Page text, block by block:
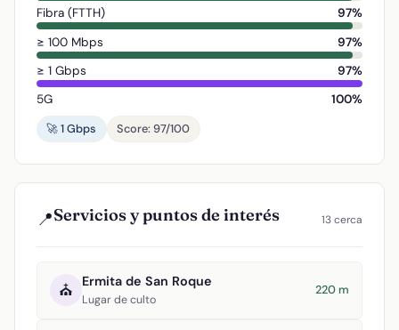
Fibra (FTTH)
97%
≥ 100 Mbps
97%
≥ 1 Gbps
97%
5G
100%
🚀 1 Gbps
Score: 97/100
📍Servicios y puntos de interés 13 cerca
⛪ Ermita de San Roque
Lugar de culto
220 m